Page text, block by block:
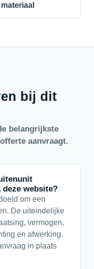
bij dit
belangrijkste
aanvraagt.
website?
om een
De uiteindelijke
vermogen,
en afwerking.
in plaats